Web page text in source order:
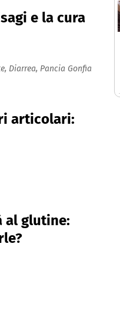
e la cura
Diarrea, Pancia Gonfia
articolari:
al glutine: